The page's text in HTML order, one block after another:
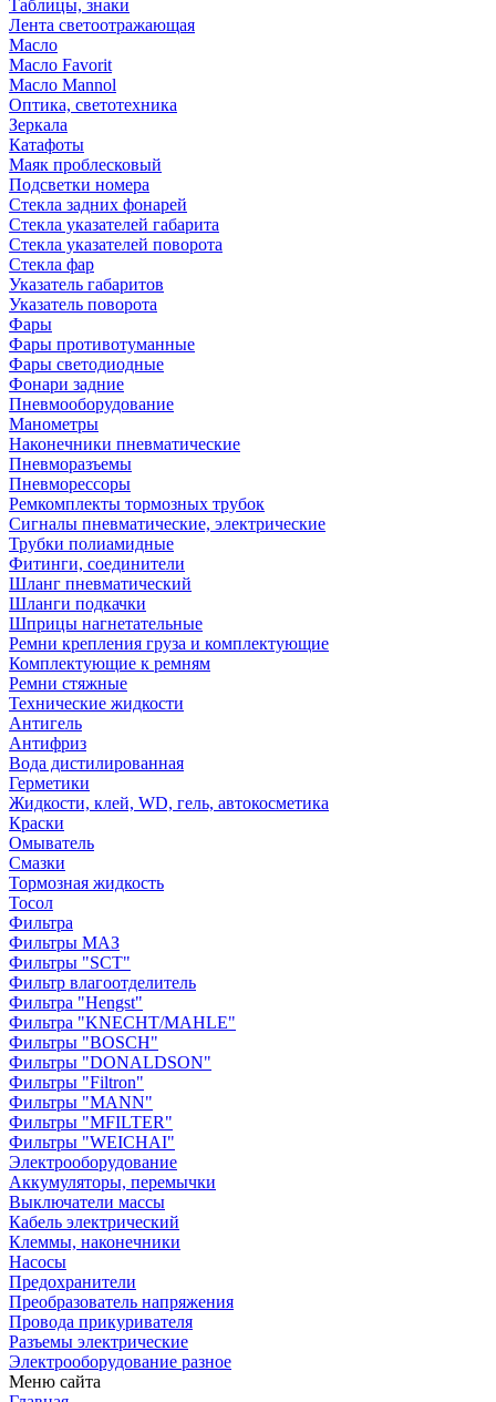
Таблицы, знаки
Лента светоотражающая
Масло
Масло Favorit
Масло Mannol
Оптика, светотехника
Зеркала
Катафоты
Маяк проблесковый
Подсветки номера
Стекла задних фонарей
Стекла указателей габарита
Стекла указателей поворота
Стекла фар
Указатель габаритов
Указатель поворота
Фары
Фары противотуманные
Фары светодиодные
Фонари задние
Пневмооборудование
Манометры
Наконечники пневматические
Пневморазъемы
Пневморессоры
Ремкомплекты тормозных трубок
Сигналы пневматические, электрические
Трубки полиамидные
Фитинги, соединители
Шланг пневматический
Шланги подкачки
Шприцы нагнетательные
Ремни крепления груза и комплектующие
Комплектующие к ремням
Ремни стяжные
Технические жидкости
Антигель
Антифриз
Вода дистилированная
Герметики
Жидкости, клей, WD, гель, автокосметика
Краски
Омыватель
Смазки
Тормозная жидкость
Тосол
Фильтра
Фильтры МАЗ
Фильтры "SCT"
Фильтр влагоотделитель
Фильтра "Hengst"
Фильтра "KNECHT/MAHLE"
Фильтры "BOSCH"
Фильтры "DONALDSON"
Фильтры "Filtron"
Фильтры "MANN"
Фильтры "MFILTER"
Фильтры "WEICHAI"
Электрооборудование
Аккумуляторы, перемычки
Выключатели массы
Кабель электрический
Клеммы, наконечники
Насосы
Предохранители
Преобразователь напряжения
Провода прикуривателя
Разъемы электрические
Электрооборудование разное
Меню сайта